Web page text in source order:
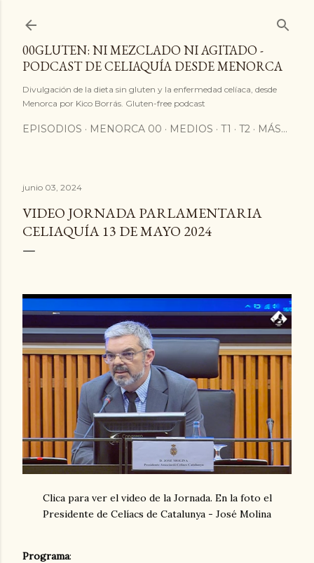
00GLUTEN: NI MEZCLADO NI AGITADO -
PODCAST DE CELIAQUÍA DESDE MENORCA
Divulgación de la dieta sin gluten y la enfermedad celíaca, desde
Menorca por Kico Borrás. Gluten-free podcast
EPISODIOS MENORCA 00 MEDIOS T1 T2 MÁS…
junio 03, 2024
VIDEO JORNADA PARLAMENTARIA
CELIAQUÍA 13 DE MAYO 2024
Clica para ver el video de la Jornada. En la foto el
Presidente de Celíacs de Catalunya - José Molina
Programa: